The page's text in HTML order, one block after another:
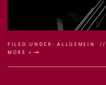
FILED UNDER:ALLGEMEIN
MORE »